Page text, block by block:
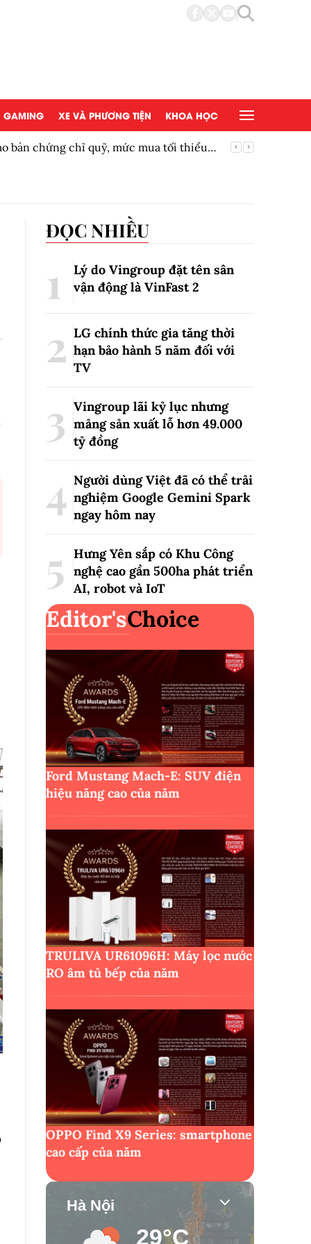
GAMING XE VÀ PHƯƠNG TIỆN KHOA HỌC
bán chứng chỉ quỹ, mức mua tối thiểu
ĐỌC NHIỀU
Lý do Vingroup đặt tên sân
vận động là VinFast2
LG chính thức gia tăng thời
hạn bảo hành 5 năm đối với
TV
Vingroup lãi kỷ lục nhưng
mảng sản xuất lỗ hơn 49.000
tỷ đồng
Người dùng Việt đã có thể trải
nghiệm Google Gemini Spark
ngay hôm nay
Hưng Yên sắp có Khu Công
nghệ cao gần 500ha phát triển
AI, robot và IoT
Editor'sChoice
Ford Mustang Mach-E: SUV điện
hiệu năng cao của năm
TRULIVA UR61096H: Máy lọc nước
RO âm tủ bếp của năm
OPPO Find X9 Series: smartphone
cao cấp của năm
Hà Nội
29°C